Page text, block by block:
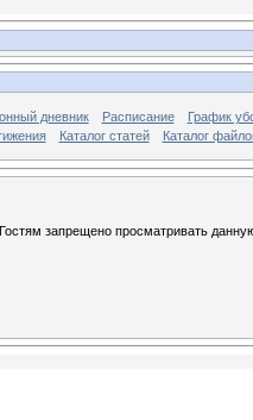
дневник Расписание
График
Каталог статей Каталог
Гостям запрещено просматривать